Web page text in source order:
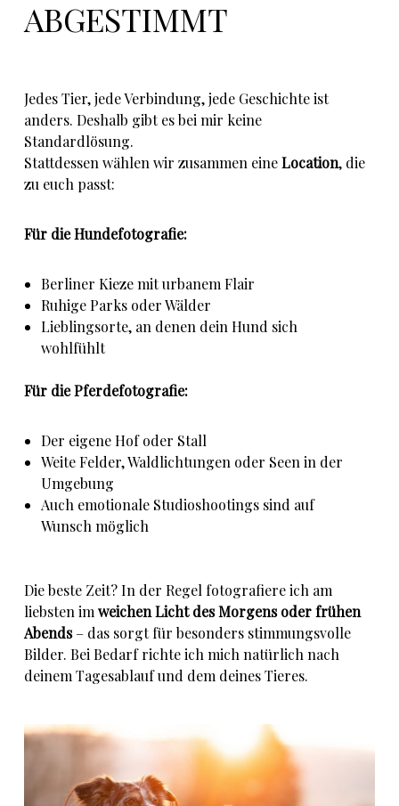
ABGESTIMMT
Jedes Tier, jede Verbindung, jede Geschichte ist
anders. Deshalb gibt es bei mir keine
Standardlösung.
Stattdessen wählen wir zusammen eineLocation, die
zu euch passt:
Für die Hundefotografie:
Berliner Kieze mit urbanem Flair
Ruhige Parks oder Wälder
Lieblingsorte, an denen dein Hund sich
wohlfühlt
Für diePferdefotografie:
Der eigene Hof oder Stall
Weite Felder, Waldlichtungen oder Seen in der
Umgebung
Auch emotionale Studioshootings sind auf
Wunsch möglich
Die beste Zeit? In der Regel fotografiere ich am
liebsten imweichen Licht des Morgens oder frühen
Abends– das sorgt für besonders stimmungsvolle
Bilder. Bei Bedarf richte ich mich natürlich nach
deinem Tagesablauf und dem deines Tieres.